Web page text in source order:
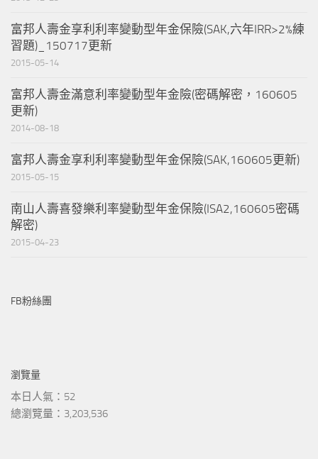
富邦人壽金享利利率變動型年金保險(SAK,六年IRR>2%練
習題)_150717更新
2015-05-14
富邦人壽金滿意利率變動型年金險(密碼解密，160605
更新)
2014-08-18
富邦人壽金享利利率變動型年金保險(SAK,160605更新)
2015-05-15
南山人壽喜發樂利率變動型年金保險(ISA2,160605密碼
解密)
2015-04-23
FB粉絲團
瀏覽量
本日人氣：52
總瀏覽量：3,203,536